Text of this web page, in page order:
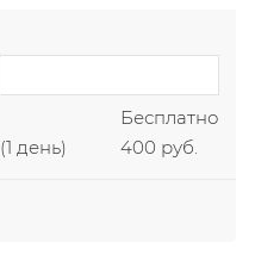
Бесплатно
(1 день) 400 руб.